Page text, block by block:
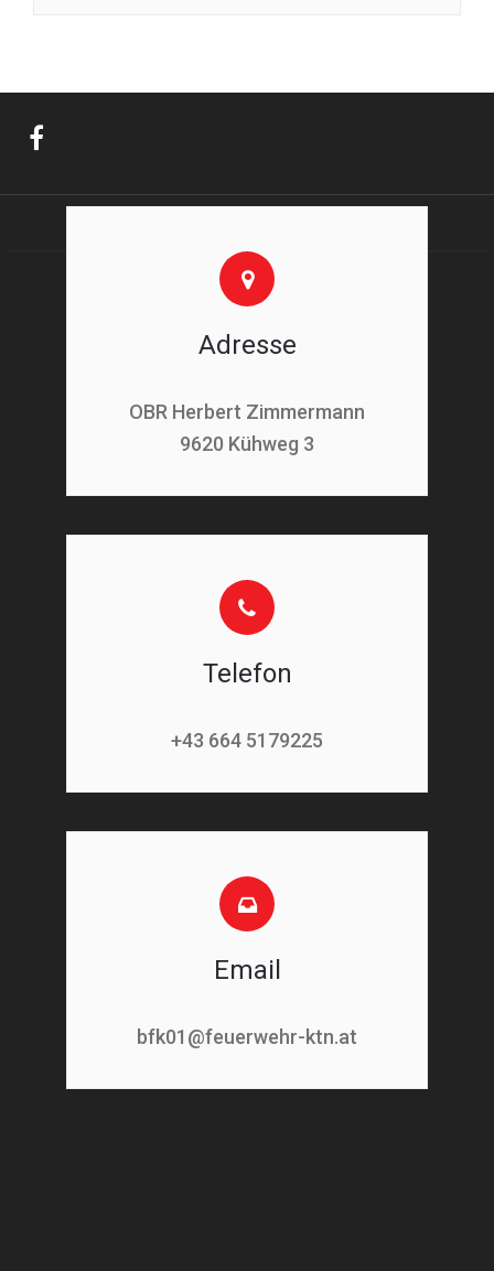
Adresse
OBR Herbert Zimmermann
9620 Kühweg 3
Telefon
+43 664 5179225
Email
bfk01@feuerwehr-ktn.at